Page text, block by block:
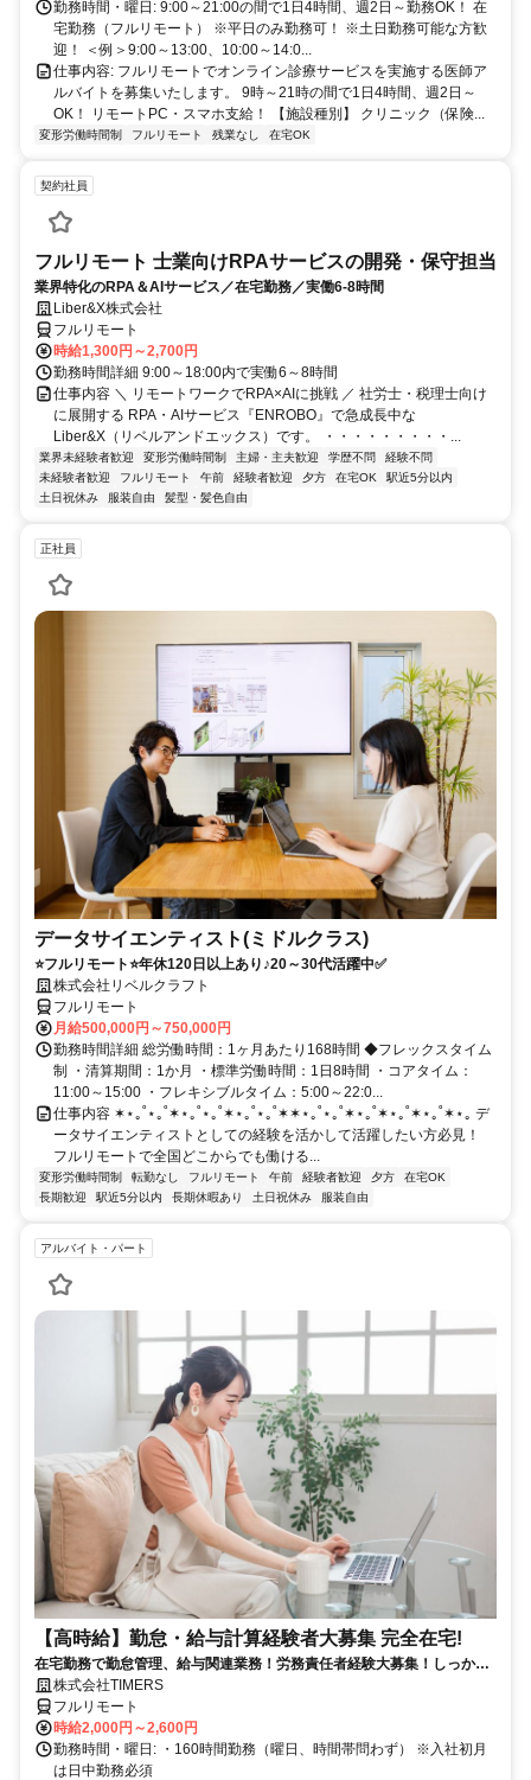
勤務時間・曜日: 9:00～21:00の間で1日4時間、週2日～勤務OK！ 在
宅勤務（フルリモート） ※平日のみ勤務可！ ※土日勤務可能な方歓
迎！ ＜例＞9:00～13:00、10:00～14:0...
仕事内容: フルリモートでオンライン診療サービスを実施する医師ア
ルバイトを募集いたします。 9時～21時の間で1日4時間、週2日～
OK！ リモートPC・スマホ支給！ 【施設種別】 クリニック（保険...
変形労働時間制 フルリモート 残業なし 在宅OK
契約社員
フルリモート 士業向けRPAサービスの開発・保守担当
業界特化のRPA＆AIサービス／在宅勤務／実働6-8時間
Liber&X株式会社
フルリモート
時給1,300円～2,700円
勤務時間詳細 9:00～18:00内で実働6～8時間
仕事内容 ＼ リモートワークでRPA×AIに挑戦 ／ 社労士・税理士向け
に展開する RPA・AIサービス『ENROBO』で急成長中な
Liber&X（リベルアンドエックス）です。 ・・・・・・・・・...
業界未経験者歓迎 変形労働時間制 主婦・主夫歓迎 学歴不問
経験不問
未経験者歓迎
フルリモート 午前 経験者歓迎 夕方 在宅OK
駅近5分以内
土日祝休み
服装自由 髪型・髪色自由
正社員
データサイエンティスト(ミドルクラス)
⭐フルリモート⭐年休120日以上あり♪20～30代活躍中✅
株式会社リベルクラフト
フルリモート
月給500,000円～750,000円
勤務時間詳細 総労働時間：1ヶ月あたり168時間 ◆フレックスタイム
制 ・清算期間：1か月 ・標準労働時間：1日8時間 ・コアタイム：
11:00～15:00 ・フレキシブルタイム：5:00～22:0...
仕事内容 ✶⋆｡˚⋆｡˚✶⋆｡˚⋆｡˚✶⋆｡˚⋆｡˚✶✶⋆｡˚⋆｡˚✶⋆｡˚✶⋆｡˚✶⋆｡˚✶⋆｡ デ
ータサイエンティストとしての経験を活かして活躍したい方必見！
フルリモートで全国どこからでも働ける...
変形労働時間制 転勤なし フルリモート 午前 経験者歓迎 夕方
在宅OK
長期歓迎
駅近5分以内 長期休暇あり 土日祝休み 服装自由
アルバイト・パート
【高時給】勤怠・給与計算経験者大募集 完全在宅!
在宅勤務で勤怠管理、給与関連業務！労務責任者経験大募集！しっかり
稼ぎたい方、注目！
株式会社TIMERS
フルリモート
時給2,000円～2,600円
勤務時間・曜日: ・160時間勤務（曜日、時間帯問わず） ※入社初月
は日中勤務必須